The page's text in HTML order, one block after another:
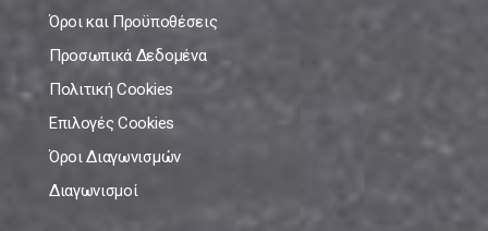
Όροι και Προϋποθέσεις
Προσωπικά Δεδομένα
Πολιτική Cookies
Επιλογές Cookies
Όροι Διαγωνισμών
Διαγωνισμοί